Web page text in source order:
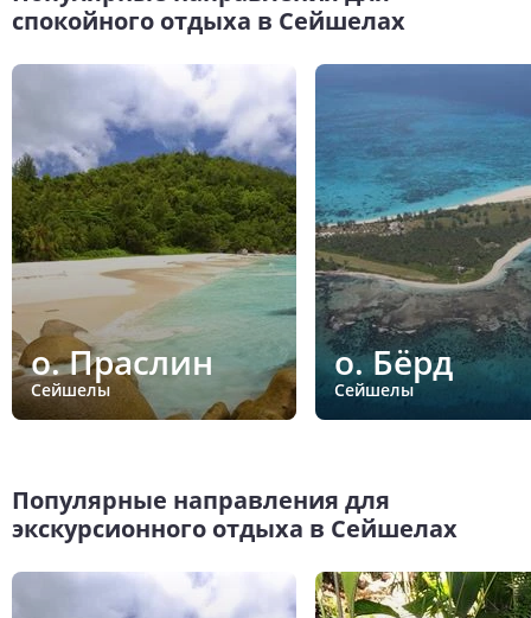
спокойного отдыха в Сейшелах
о. Праслин
Сейшелы
о. Бёрд
Сейшелы
Популярные направления для
экскурсионного отдыха в Сейшелах